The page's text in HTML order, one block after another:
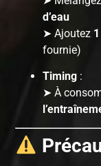
d’eau
➤ Ajoutez
fournie)
Timing :
➤ À